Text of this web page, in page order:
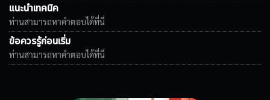
แนะนำเทคนิค
ท่านสามารถหาคำตอบได้ที่นี่
ข้อควรรู้ก่อนเริ่ม
ท่านสามารถหาคำตอบได้ที่นี่